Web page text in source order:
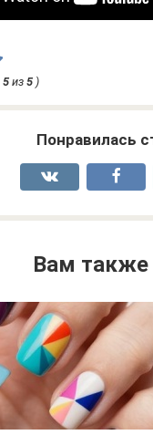
5 из 5 )
Понравилась
Вам также